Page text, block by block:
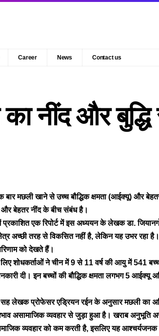
Career News Contact us
नींद और बुद्धि
बार मछली खाने से उच्च बौद्धिक क्षमता (आईक्यू) और
बेहतर नींद के बीच संबंध है।
प्रकाशित एक रिपोर्ट में इस अध्ययन के लेखक डा.
अच्छी तरह से विकसित नहीं है, लेकिन यह उभर रहा
को देखते हैं।
शोधकर्ताओं ने चीन में 9 से 11 वर्ष की आयु में 541
दी।इन बच्चों की बौद्धिक क्षमता लगभग 5 आईक्यू
लेखक प्रोफेसर एड्रियन रईन के अनुसार मछली का
असामाजिक व्यवहार से जुड़ा हुआ है। खराब अनुभूति
व्यवहार को कम करती है, इसलिए यह